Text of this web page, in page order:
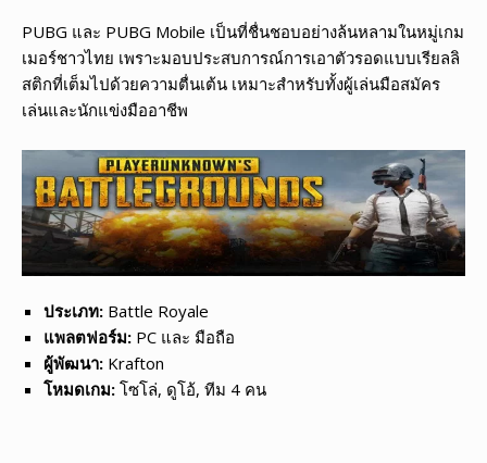
PUBG และ PUBG Mobile เป็นที่ชื่นชอบอย่างล้นหลามในหมู่เกม
เมอร์ชาวไทย เพราะมอบประสบการณ์การเอาตัวรอดแบบเรียลลิ
สติกที่เต็มไปด้วยความตื่นเต้น เหมาะสำหรับทั้งผู้เล่นมือสมัคร
เล่นและนักแข่งมืออาชีพ
ประเภท: Battle Royale
แพลตฟอร์ม: PC และ มือถือ
ผู้พัฒนา: Krafton
โหมดเกม: โซโล่, ดูโอ้, ทีม 4 คน